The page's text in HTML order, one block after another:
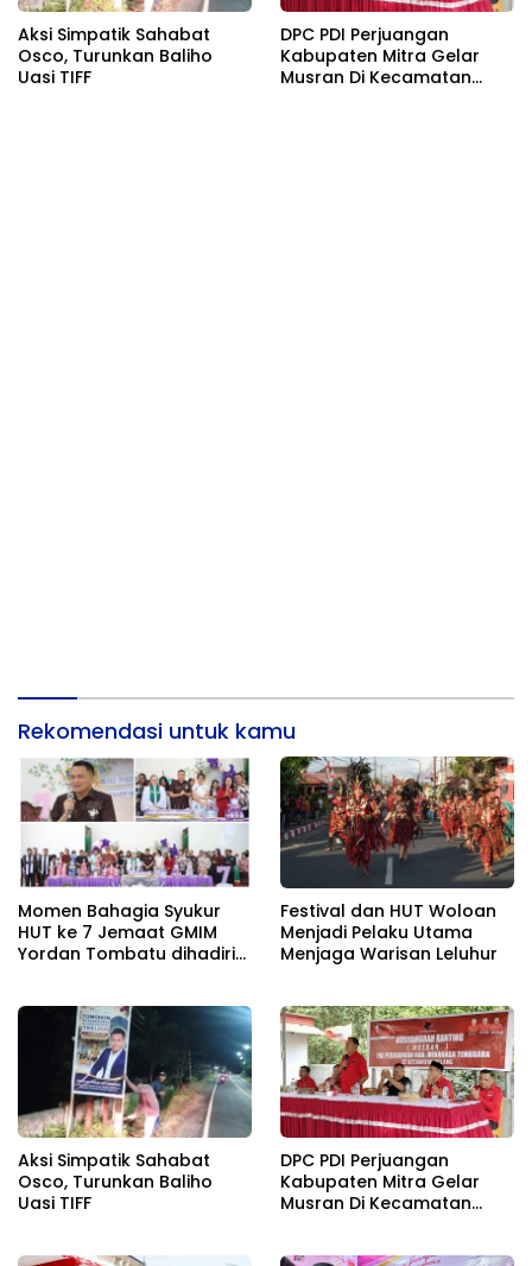
Aksi Simpatik Sahabat
Osco, Turunkan Baliho
Uasi TIFF
DPC PDI Perjuangan
Kabupaten Mitra Gelar
Musran Di Kecamatan
Rekomendasi untuk kamu
Momen Bahagia Syukur
HUT ke 7 Jemaat GMIM
Yordan Tombatu dihadiri
Antou
Festival dan HUT Woloan
Menjadi Pelaku Utama
Menjaga Warisan Leluhur
Aksi Simpatik Sahabat
Osco, Turunkan Baliho
Uasi TIFF
DPC PDI Perjuangan
Kabupaten Mitra Gelar
Musran Di Kecamatan